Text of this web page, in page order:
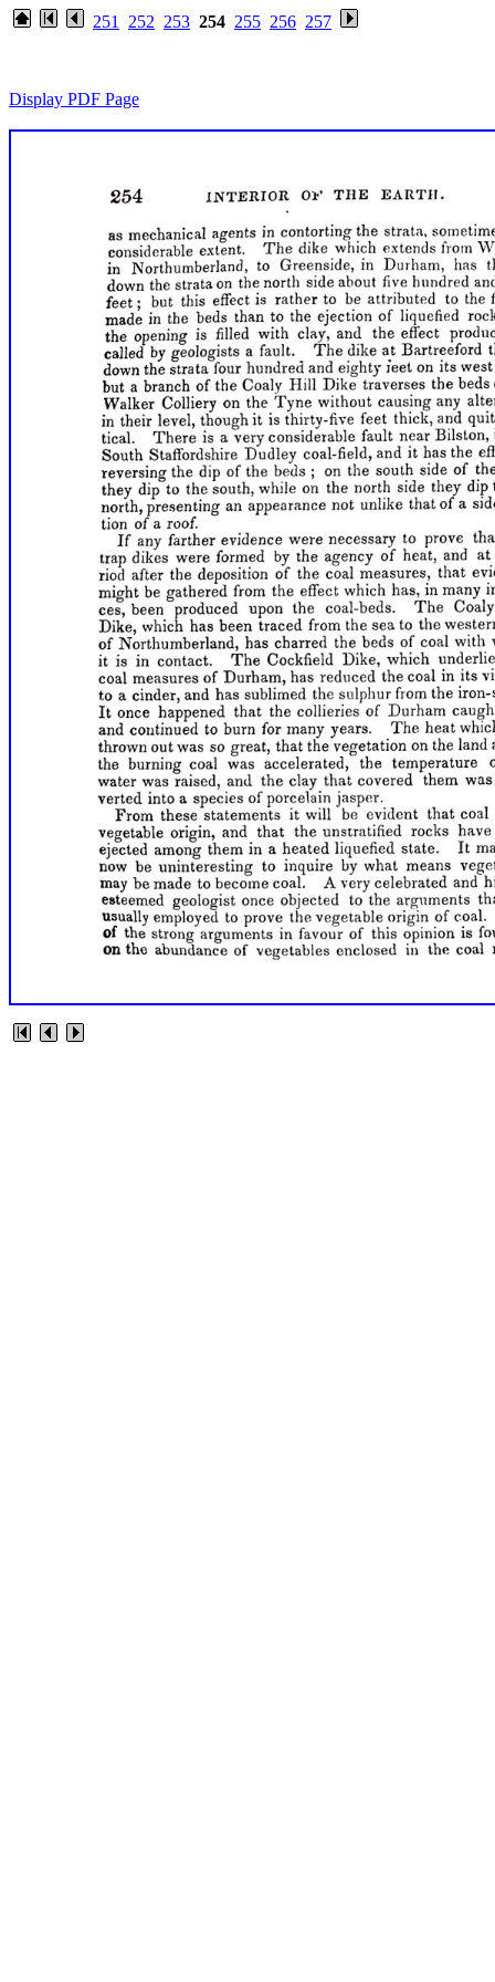
251 252 253 254 255 256 257
Display PDF Page